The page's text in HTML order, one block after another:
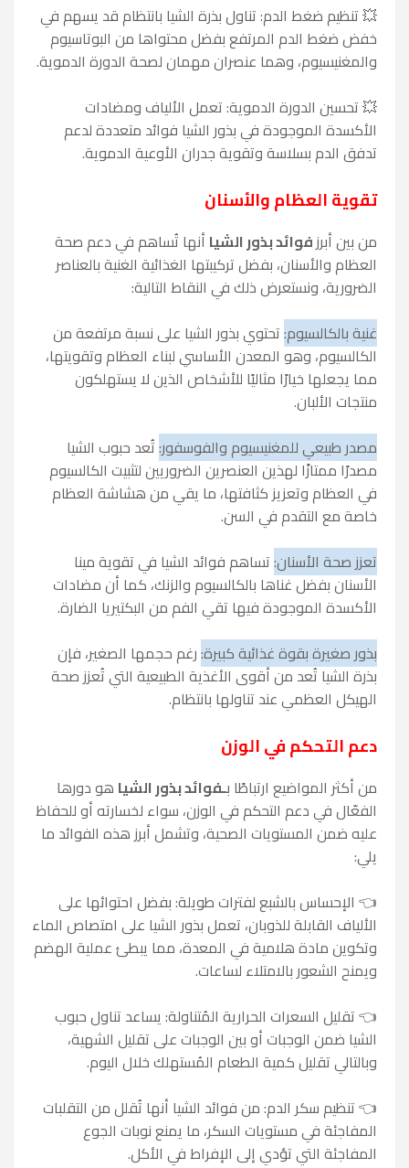
💥 تنظيم ضغط الدم: تناول بذرة الشيا بانتظام قد يسهم في
خفض ضغط الدم المرتفع بفضل محتواها من البوتاسيوم
والمغنيسيوم، وهما عنصران مهمان لصحة الدورة الدموية.
💥 تحسين الدورة الدموية: تعمل الألياف ومضادات
الأكسدة الموجودة في بذور الشيا فوائد متعددة لدعم
تدفق الدم بسلاسة وتقوية جدران الأوعية الدموية.
تقوية العظام والأسنان
من بين أبرزفوائد بذور الشيا أنها تُساهم في دعم صحة
العظام والأسنان، بفضل تركيبتها الغذائية الغنية بالعناصر
الضرورية، ونستعرض ذلك في النقاط التالية:
غنية بالكالسيوم:تحتوي بذور الشيا على نسبة مرتفعة من
الكالسيوم، وهو المعدن الأساسي لبناء العظام وتقويتها،
مما يجعلها خيارًا مثاليًا للأشخاص الذين لا يستهلكون
منتجات الألبان.
مصدر طبيعي للمغنيسيوم والفوسفور:تُعد حبوب الشيا
مصدرًا ممتازًا لهذين العنصرين الضروريين لتثبيت الكالسيوم
في العظام وتعزيز كثافتها، ما يقي من هشاشة العظام
خاصة مع التقدم في السن.
تعزز صحة الأسنان:تساهم فوائد الشيا في تقوية مينا
الأسنان بفضل غناها بالكالسيوم والزنك، كما أن مضادات
الأكسدة الموجودة فيها تقي الفم من البكتيريا الضارة.
بذور صغيرة بقوة غذائية كبيرة:رغم حجمها الصغير، فإن
بذرة الشيا تُعد من أقوى الأغذية الطبيعية التي تُعزز صحة
الهيكل العظمي عند تناولها بانتظام.
دعم التحكم في الوزن
من أكثر المواضيع ارتباطًا بـفوائد بذور الشيا هو دورها
الفعّال في دعم التحكم في الوزن، سواء لخسارته أو للحفاظ
عليه ضمن المستويات الصحية، وتشمل أبرز هذه الفوائد ما
يلي:
👈 الإحساس بالشبع لفترات طويلة: بفضل احتوائها على
الألياف القابلة للذوبان، تعمل بذور الشيا على امتصاص الماء
وتكوين مادة هلامية في المعدة، مما يبطئ عملية الهضم
ويمنح الشعور بالامتلاء لساعات.
👈 تقليل السعرات الحرارية المُتناولة: يساعد تناول حبوب
الشيا ضمن الوجبات أو بين الوجبات على تقليل الشهية،
وبالتالي تقليل كمية الطعام المُستهلك خلال اليوم.
👈 تنظيم سكر الدم: من فوائد الشيا أنها تُقلل من التقلبات
المفاجئة في مستويات السكر، ما يمنع نوبات الجوع
المفاجئة التي تؤدي إلى الإفراط في الأكل.